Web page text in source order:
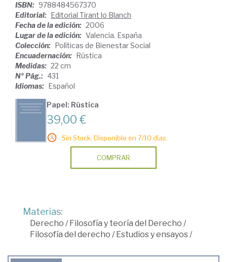
ISBN: 9788484567370
Editorial: Editorial Tirant lo Blanch
Fecha de la edición: 2006
Lugar de la edición: Valencia. España
Colección: Políticas de Bienestar Social
Encuadernación: Rústica
Medidas: 22 cm
Nº Pág.: 431
Idiomas: Español
Papel: Rústica
39,00 €
Sin Stock. Disponible en 7/10 días.
COMPRAR
Materias:
Derecho /Filosofía y teoría del Derecho /
Filosofía del derecho /Estudios y ensayos/